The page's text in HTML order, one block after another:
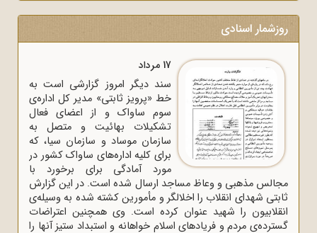
روزشمار اسنادی
17 مرداد
سند دیگر امروز گزارشی است به
خط «پرویز ثابتی» مدیر کل اداره‌ی
سوم ساواک و از اعضای فعال
تشکیلات بهائیت و متصل به
سازمان موساد و سازمان سیا، که
برای کلیه اداره‌های ساواک‌ کشور در
مورد آمادگی برای برخورد با
مجالس مذهبی و وعاظ مساجد ارسال شده است. در این گزارش
ثابتی شهدای انقلاب را اخلالگر و مأمورین کشته شده به وسیله‌ی
انقلابیون را شهید عنوان کرده است. وی همچنین اعتراضات
گسترده‌ی مردم و فریادهای اسلام خواهانه و استبداد ستیز آنها را